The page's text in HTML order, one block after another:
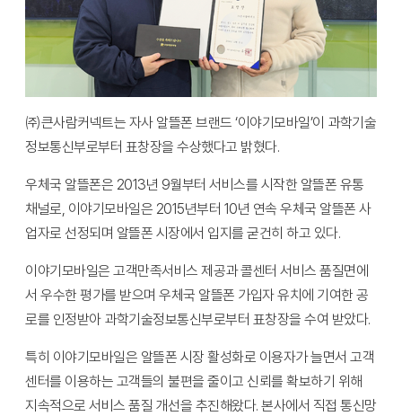
㈜큰사람커넥트는 자사 알뜰폰 브랜드 ‘이야기모바일’이 과학기술
정보통신부로부터 표창장을 수상했다고 밝혔다.
우체국 알뜰폰은 2013년 9월부터 서비스를 시작한 알뜰폰 유통
채널로, 이야기모바일은 2015년부터 10년 연속 우체국 알뜰폰 사
업자로 선정되며 알뜰폰 시장에서 입지를 굳건히 하고 있다.
이야기모바일은 고객만족서비스 제공과 콜센터 서비스 품질면에
서 우수한 평가를 받으며 우체국 알뜰폰 가입자 유치에 기여한 공
로를 인정받아 과학기술정보통신부로부터 표창장을 수여 받았다.
특히 이야기모바일은 알뜰폰 시장 활성화로 이용자가 늘면서 고객
센터를 이용하는 고객들의 불편을 줄이고 신뢰를 확보하기 위해
지속적으로 서비스 품질 개선을 추진해왔다. 본사에서 직접 통신망